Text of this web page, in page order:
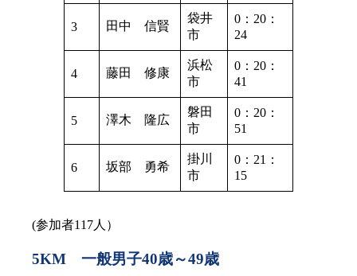
3 田中 信賢
袋井
市
0：20：
24
4 藤田 修康
浜松
市
0：20：
41
5 澤木 隆広
磐田
市
0：20：
51
6 坂部 勇希
掛川
市
0：21：
15
(参加者117人）
5KM 一般男子40歳～49歳